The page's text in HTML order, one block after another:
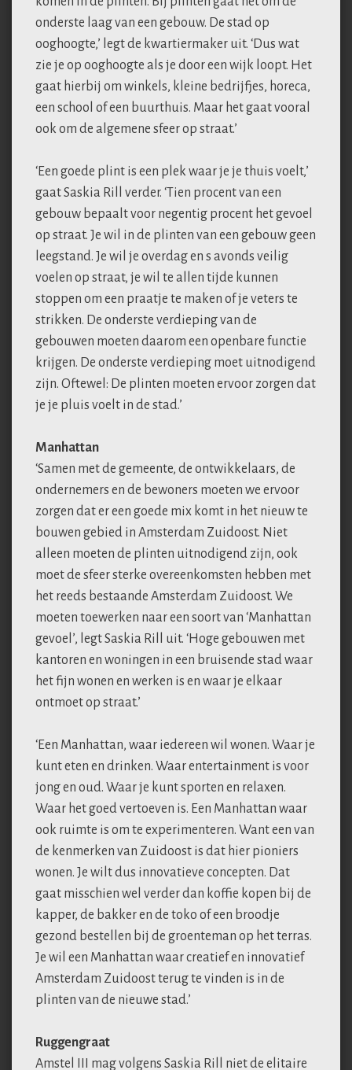
onderste laag van een gebouw. De stad op
ooghoogte,’ legt de kwartiermaker uit. ‘Dus wat
zie je op ooghoogte als je door een wijk loopt. Het
gaat hierbij om winkels, kleine bedrijfjes, horeca,
een school of een buurthuis. Maar het gaat vooral
ook om de algemene sfeer op straat.’
‘Een goede plint is een plek waar je je thuis voelt,’
gaat Saskia Rill verder. ‘Tien procent van een
gebouw bepaalt voor negentig procent het gevoel
op straat. Je wil in de plinten van een gebouw geen
leegstand. Je wil je overdag en s avonds veilig
voelen op straat, je wil te allen tijde kunnen
stoppen om een praatje te maken of je veters te
strikken. De onderste verdieping van de
gebouwen moeten daarom een openbare functie
krijgen. De onderste verdieping moet uitnodigend
zijn. Oftewel: De plinten moeten ervoor zorgen dat
je je pluis voelt in de stad.’
Manhattan
‘Samen met de gemeente, de ontwikkelaars, de
ondernemers en de bewoners moeten we ervoor
zorgen dat er een goede mix komt in het nieuw te
bouwen gebied in Amsterdam Zuidoost. Niet
alleen moeten de plinten uitnodigend zijn, ook
moet de sfeer sterke overeenkomsten hebben met
het reeds bestaande Amsterdam Zuidoost. We
moeten toewerken naar een soort van ‘Manhattan
gevoel’, legt Saskia Rill uit. ‘Hoge gebouwen met
kantoren en woningen in een bruisende stad waar
het fijn wonen en werken is en waar je elkaar
ontmoet op straat.’
‘Een Manhattan, waar iedereen wil wonen. Waar je
kunt eten en drinken. Waar entertainment is voor
jong en oud. Waar je kunt sporten en relaxen.
Waar het goed vertoeven is. Een Manhattan waar
ook ruimte is om te experimenteren. Want een van
de kenmerken van Zuidoost is dat hier pioniers
wonen. Je wilt dus innovatieve concepten. Dat
gaat misschien wel verder dan koffie kopen bij de
kapper, de bakker en de toko of een broodje
gezond bestellen bij de groenteman op het terras.
Je wil een Manhattan waar creatief en innovatief
Amsterdam Zuidoost terug te vinden is in de
plinten van de nieuwe stad.’
Ruggengraat
Amstel III mag volgens Saskia Rill niet de elitaire